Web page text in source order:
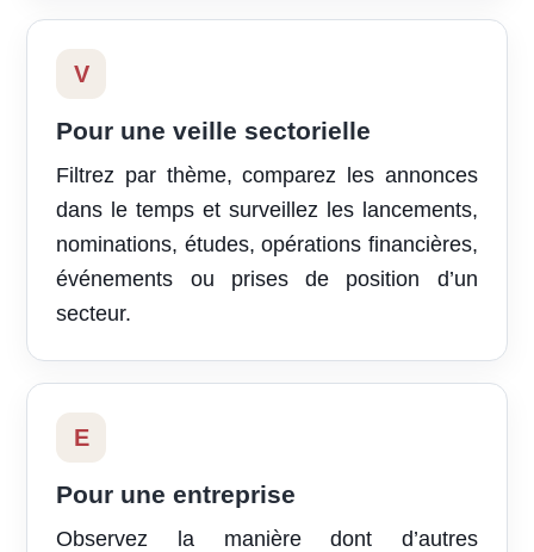
V
Pour une veille sectorielle
Filtrez par thème, comparez les annonces
dans le temps et surveillez les lancements,
nominations, études, opérations financières,
événements ou prises de position d’un
secteur.
E
Pour une entreprise
Observez la manière dont d’autres